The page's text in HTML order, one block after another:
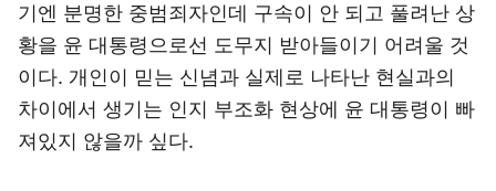
기엔 분명한 중범죄자인데 구속이 안 되고 풀려난 상
황을 윤 대통령으로선 도무지 받아들이기 어려울 것
이다. 개인이 믿는 신념과 실제로 나타난 현실과의
차이에서 생기는 인지 부조화 현상에 윤 대통령이 빠
져있지 않을까 싶다.